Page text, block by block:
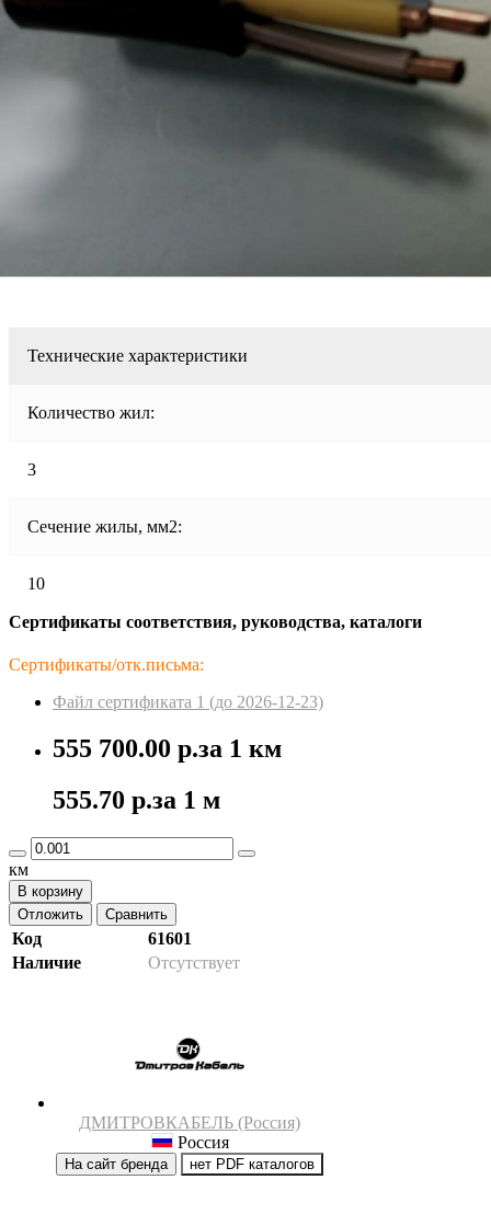
Технические характеристики
Количество жил:
3
Сечение жилы, мм2:
10
Сертификаты соответствия, руководства, каталоги
Сертификаты/отк.письма:
Файл сертификата 1 (до 2026-12-23)
555 700.00 р.за 1 км
555.70 р.за 1 м
км
В корзину
Отложить
Сравнить
Код
61601
Наличие
Отсутствует
ДМИТРОВКАБЕЛЬ (Россия)
Россия
На сайт бренда нет PDF каталогов